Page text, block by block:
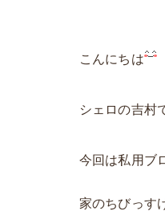
こんにちは
シェロの吉村
今回は私用ブ
家のちびっす